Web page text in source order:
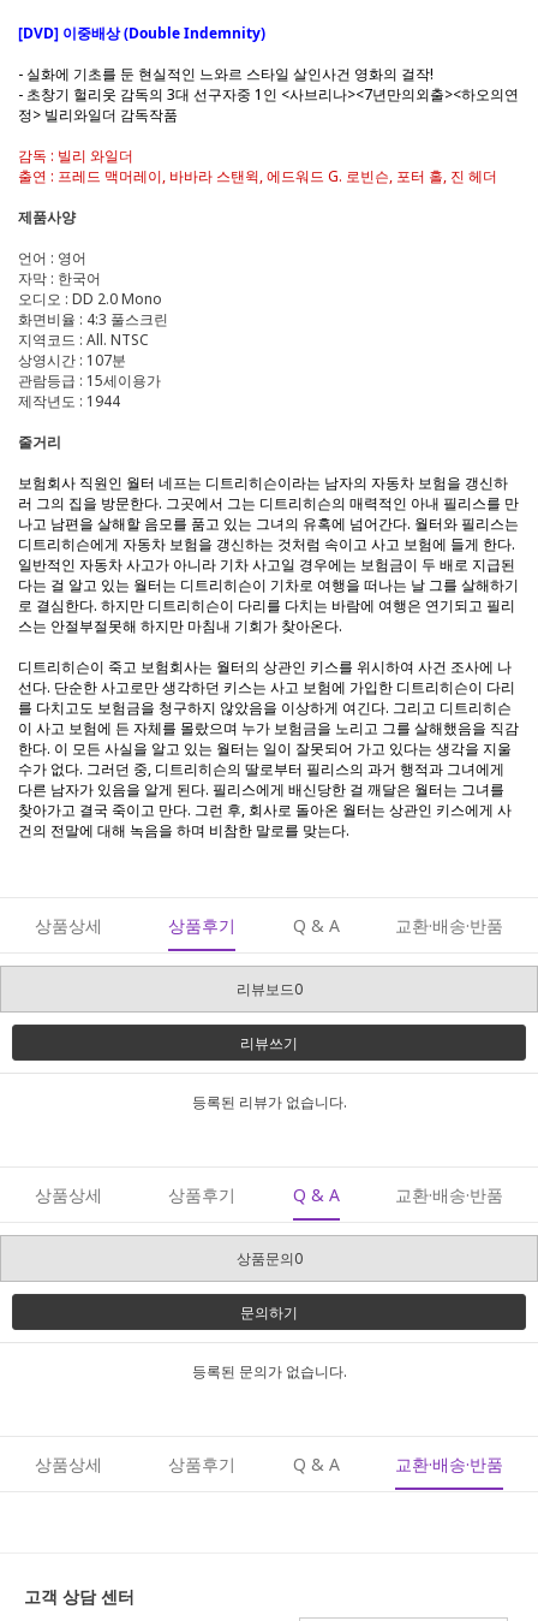
[DVD] 이중배상 (Double Indemnity)
- 실화에 기초를 둔 현실적인 느와르 스타일 살인사건 영화의 걸작!
- 초창기 헐리웃 감독의 3대 선구자중 1인 <사브리나><7년만의외출><하오의연
정> 빌리와일더 감독작품
감독 : 빌리 와일더
출연 : 프레드 맥머레이, 바바라 스탠윅, 에드워드 G. 로빈슨, 포터 홀, 진 헤더
제품사양
언어 : 영어
자막 : 한국어
오디오 : DD 2.0 Mono
화면비율 : 4:3 풀스크린
지역코드 : All. NTSC
상영시간 : 107분
관람등급 : 15세이용가
제작년도 : 1944
줄거리
보험회사 직원인 월터 네프는 디트리히슨이라는 남자의 자동차 보험을 갱신하
러 그의 집을 방문한다. 그곳에서 그는 디트리히슨의 매력적인 아내 필리스를 만
나고 남편을 살해할 음모를 품고 있는 그녀의 유혹에 넘어간다. 월터와 필리스는
디트리히슨에게 자동차 보험을 갱신하는 것처럼 속이고 사고 보험에 들게 한다.
일반적인 자동차 사고가 아니라 기차 사고일 경우에는 보험금이 두 배로 지급된
다는 걸 알고 있는 월터는 디트리히슨이 기차로 여행을 떠나는 날 그를 살해하기
로 결심한다. 하지만 디트리히슨이 다리를 다치는 바람에 여행은 연기되고 필리
스는 안절부절못해 하지만 마침내 기회가 찾아온다.
디트리히슨이 죽고 보험회사는 월터의 상관인 키스를 위시하여 사건 조사에 나
선다. 단순한 사고로만 생각하던 키스는 사고 보험에 가입한 디트리히슨이 다리
를 다치고도 보험금을 청구하지 않았음을 이상하게 여긴다. 그리고 디트리히슨
이 사고 보험에 든 자체를 몰랐으며 누가 보험금을 노리고 그를 살해했음을 직감
한다. 이 모든 사실을 알고 있는 월터는 일이 잘못되어 가고 있다는 생각을 지울
수가 없다. 그러던 중, 디트리히슨의 딸로부터 필리스의 과거 행적과 그녀에게
다른 남자가 있음을 알게 된다. 필리스에게 배신당한 걸 깨달은 월터는 그녀를
찾아가고 결국 죽이고 만다. 그런 후, 회사로 돌아온 월터는 상관인 키스에게 사
건의 전말에 대해 녹음을 하며 비참한 말로를 맞는다.
상품상세 상품후기 Q & A 교환·배송·반품
리뷰보드0
리뷰쓰기
등록된 리뷰가 없습니다.
상품상세 상품후기 Q & A 교환·배송·반품
상품문의0
문의하기
등록된 문의가 없습니다.
상품상세 상품후기 Q & A 교환·배송·반품
고객 상담 센터